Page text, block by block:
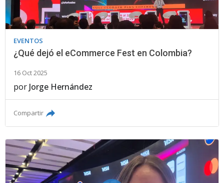
EVENTOS
¿Qué dejó el eCommerce Fest en Colombia?
16 Oct 2025
por Jorge Hernández
Compartir